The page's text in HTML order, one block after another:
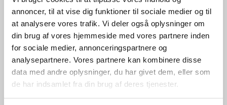
annoncer, til at vise dig funktioner til sociale medier og til
at analysere vores trafik. Vi deler også oplysninger om
din brug af vores hjemmeside med vores partnere inden
for sociale medier, annonceringspartnere og
analysepartnere. Vores partnere kan kombinere disse
data med andre oplysninger, du har givet dem, eller som
de har indsamlet fra din brug af deres tjenester.
Day.
3. Pitch din idé
De udvalgte deltagere pitcher deres idé live for
dommerpanelet. Hver pitch varer 10 minutter
og understøttes af 3-5 slides.
4. Vinderen kåres